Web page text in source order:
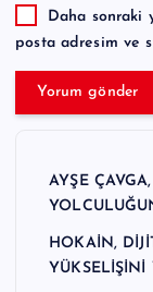
Daha sonraki
posta adresim ve
AYŞE
HOKAİN,
YÜKSELİŞİNİ